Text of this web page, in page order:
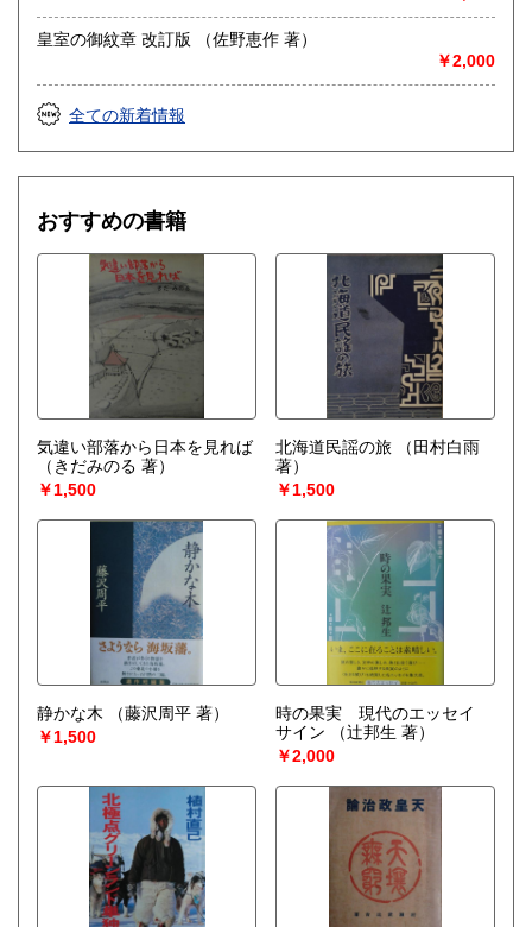
皇室の御紋章 改訂版 （佐野恵作 著）
￥2,000
全ての新着情報
おすすめの書籍
気違い部落から日本を見れば
（きだみのる 著）
￥1,500
北海道民謡の旅
（田村白雨
著）
￥1,500
静かな木
（藤沢周平 著）
￥1,500
時の果実 現代のエッセイ
サイン
（辻邦生 著）
￥2,000